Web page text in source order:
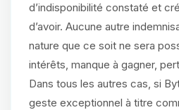
d’indisponibilité constaté et
d’avoir. Aucune autre
nature que ce soit ne sera
intérêts, manque à gagner,
Dans tous les autres cas, si
geste exceptionnel à titre